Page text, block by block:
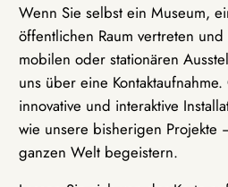
Wenn Sie selbst ein Museum,
öffentlichen Raum vertreten
mobilen oder stationären
uns über eine
innovative und interaktive
wie unsere bisherigen Projekte
ganzen Welt begeistern.